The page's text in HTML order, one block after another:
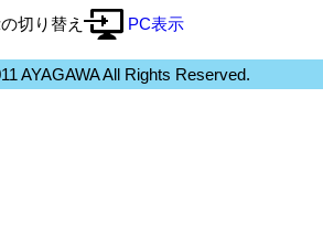
切り替え PC表示
AYAGAWA All Rights Reserved.